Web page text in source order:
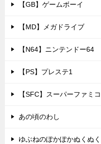
【GB】ゲームボーイ
【MD】メガドライブ
【N64】ニンテンドー64
【PS】プレステ1
【SFC】スーパーファミ
あの頃のわし
ゆぶねのぽかぽかぬくぬ